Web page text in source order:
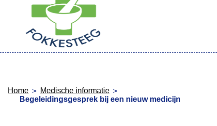
Home
Medische informatie
Begeleidingsgesprek bij een nieuw medicijn